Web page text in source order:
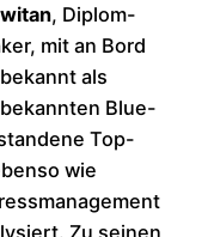
, Diplom-
mit an Bord
als
Blue-
Top-
wie
Zu seinen